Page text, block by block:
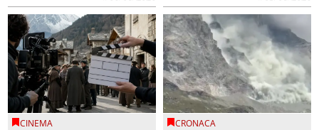
CINEMA CRONACA